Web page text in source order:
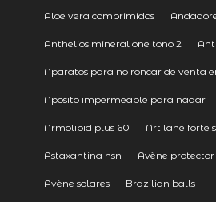
Aloe vera comprimidos
Anthelios mineral one tono 2
Aparatos para no roncar de venta
Aposito impermeable para nadar
Armolipid plus 60 Artilane forte
Astaxantina hsn Avène
Avène solares Brazilian balls